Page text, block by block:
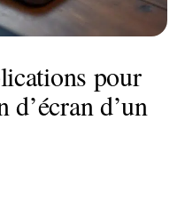
pour
d’un